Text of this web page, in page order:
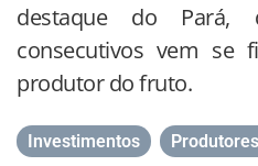
destaque do
consecutivos vem se
produtor do fruto.
Investimentos